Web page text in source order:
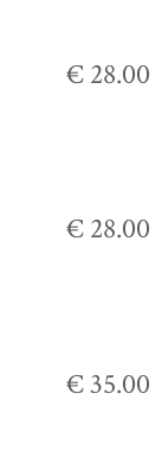
€ 28.00
€ 28.00
€ 35.00